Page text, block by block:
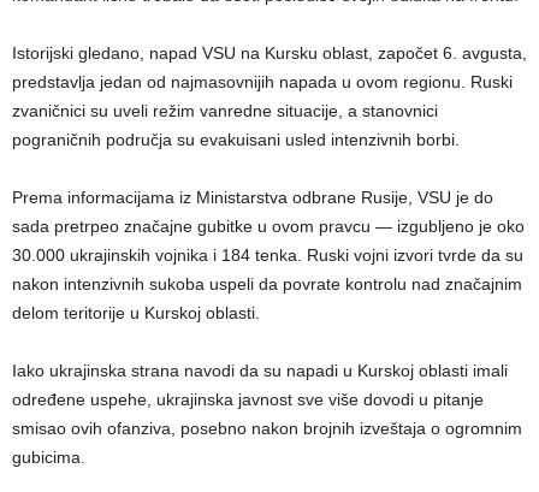
Istorijski gledano, napad VSU na Kursku oblast, započet 6. avgusta,
predstavlja jedan od najmasovnijih napada u ovom regionu. Ruski
zvaničnici su uveli režim vanredne situacije, a stanovnici
pograničnih područja su evakuisani usled intenzivnih borbi.
Prema informacijama iz Ministarstva odbrane Rusije, VSU je do
sada pretrpeo značajne gubitke u ovom pravcu — izgubljeno je oko
30.000 ukrajinskih vojnika i 184 tenka. Ruski vojni izvori tvrde da su
nakon intenzivnih sukoba uspeli da povrate kontrolu nad značajnim
delom teritorije u Kurskoj oblasti.
Iako ukrajinska strana navodi da su napadi u Kurskoj oblasti imali
određene uspehe, ukrajinska javnost sve više dovodi u pitanje
smisao ovih ofanziva, posebno nakon brojnih izveštaja o ogromnim
gubicima.